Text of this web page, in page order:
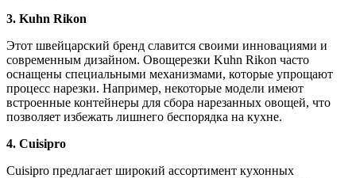
3. Kuhn Rikon
Этот швейцарский бренд славится своими инновациями и
современным дизайном. Овощерезки Kuhn Rikon часто
оснащены специальными механизмами, которые упрощают
процесс нарезки. Например, некоторые модели имеют
встроенные контейнеры для сбора нарезанных овощей, что
позволяет избежать лишнего беспорядка на кухне.
4. Cuisipro
Cuisipro предлагает широкий ассортимент кухонных